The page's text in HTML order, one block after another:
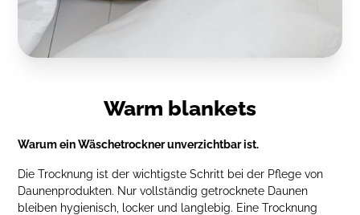
Warm blankets
Warum ein Wäschetrockner unverzichtbar ist.
Die Trocknung ist der wichtigste Schritt bei der Pflege von
Daunenprodukten. Nur vollständig getrocknete Daunen
bleiben hygienisch, locker und langlebig. Eine Trocknung